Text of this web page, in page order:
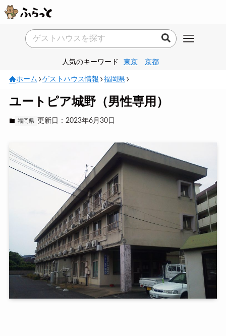
人気のキーワード 東京 京都
ホーム ゲストハウス情報 福岡県
ユートピア城野（男性専用）
福岡県 更新日：2023年6月30日